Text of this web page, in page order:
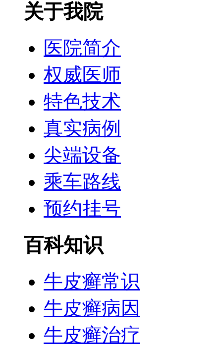
关于我院
医院简介
权威医师
特色技术
真实病例
尖端设备
乘车路线
预约挂号
百科知识
牛皮癣常识
牛皮癣病因
牛皮癣治疗